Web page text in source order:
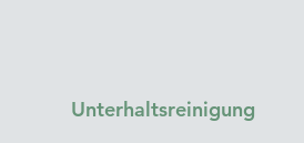
Unterhaltsreinigung